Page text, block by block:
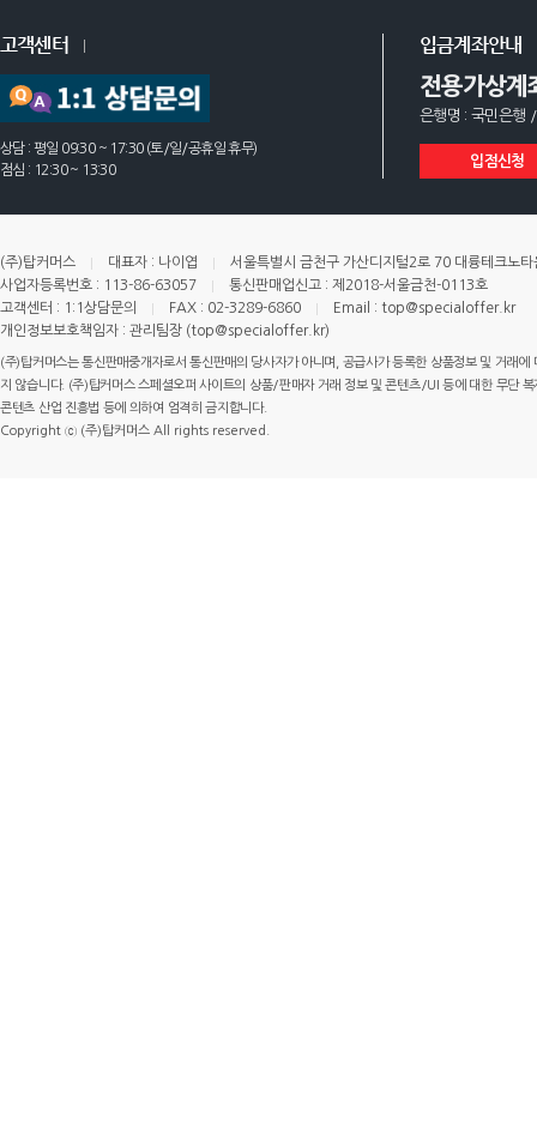
고객센터
상담 : 평일 09:30 ~ 17:30 (토/일/공휴일 휴무)
점심 : 12:30 ~ 13:30
입금계좌안내
전용가상계
은행명 : 국민은행
입점신청
(주)탑커머스 대표자 : 나이엽
서울특별시 금천구 가산디지털2로 70 대륭테크노
사업자등록번호 : 113-86-63057
통신판매업신고 : 제2018-서울금천-0113호
고객센터 : 1:1상담문의
FAX : 02-3289-6860
Email : top@specialoffer.kr
개인정보보호책임자 : 관리팀장 (top@specialoffer.kr)
(주)탑커머스는 통신판매중개자로서 통신판매의 당사자가 아니며, 공급사가 등록한 상품정보 및 거래
지 않습니다. (주)탑커머스 스페셜오퍼 사이트의 상품/판매자 거래 정보 및 콘텐츠/UI 등에 대한 무단
콘텐츠 산업 진흥법 등에 의하여 엄격히 금지합니다.
Copyright ⓒ (주)탑커머스 All rights reserved.